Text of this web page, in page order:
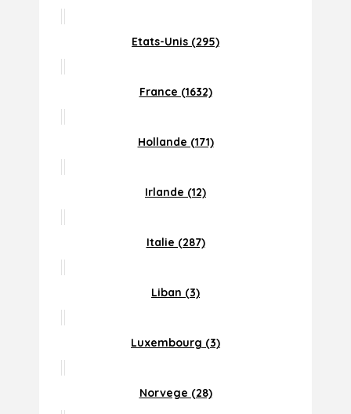
Etats-Unis (295)
France (1632)
Hollande (171)
Irlande (12)
Italie (287)
Liban (3)
Luxembourg (3)
Norvege (28)